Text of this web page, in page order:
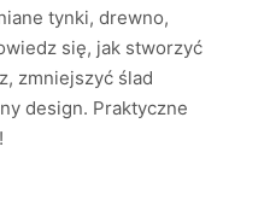
tynki, drewno,
się, jak stworzyć
zmniejszyć ślad
design. Praktyczne